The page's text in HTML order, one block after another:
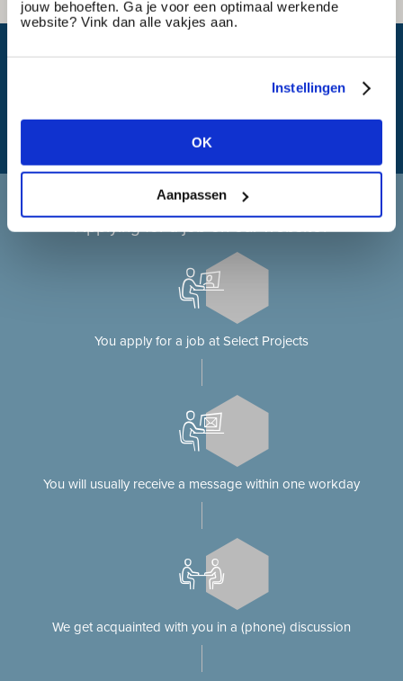
jouw behoeften. Ga je voor een optimaal werkende
website? Vink dan alle vakjes aan.
Instellingen
OK
Aanpassen
What is my travel time?
Applying at Select Projects
Applying for a job on our website?
You apply for a job at Select Projects
You will usually receive a message within one workday
We get acquainted with you in a (phone) discussion